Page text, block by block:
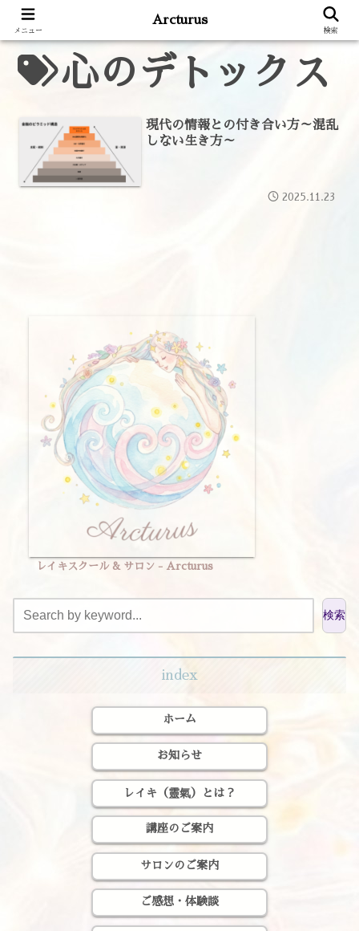
心のデトックス
現代の情報との付き合い方～混乱
しない生き方～
2025.11.23
レイキスクール & サロン - Arcturus
検索
index
ホーム
お知らせ
レイキ（靈氣）とは？
講座のご案内
サロンのご案内
ご感想・体験談
メニュー
Arcturus
検索